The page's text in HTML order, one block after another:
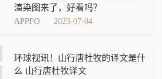
渲染图来了，好看吗？
APPFO 2023-07-04
环球视讯！山行唐杜牧的译文是什
么 山行唐杜牧译文